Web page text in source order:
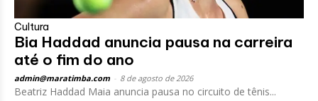
Cultura
Bia Haddad anuncia pausa na carreira
até o fim do ano
admin@maratimba.com 8 de agosto de 2026
Beatriz Haddad Maia anuncia pausa no circuito de tênis...